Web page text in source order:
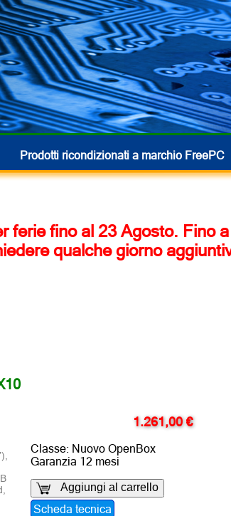
Prodotti ricondizionati a marchio FreePC
ferie fino al 23 Agosto. Fino
qualche giorno
1.261,00 €
Classe: Nuovo OpenBox
Garanzia 12 mesi
Aggiungi al carrello
Scheda tecnica